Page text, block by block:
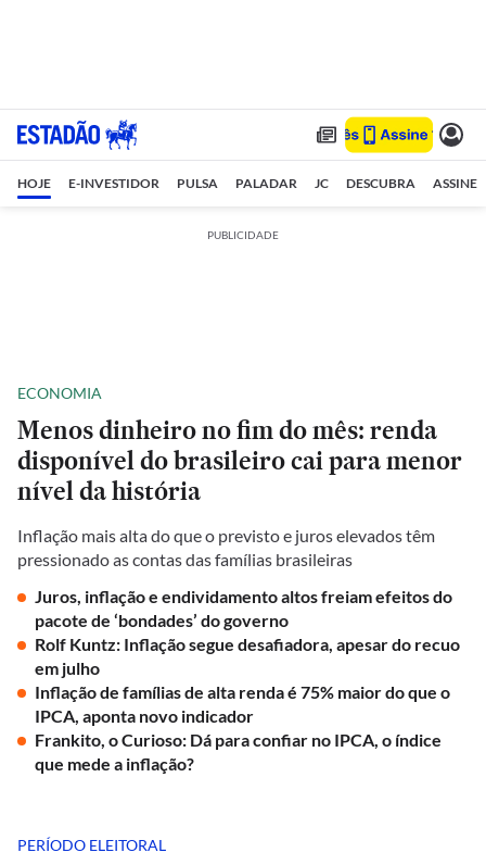
HOJE E-INVESTIDOR PULSA PALADAR JC DESCUBRA ASSINE
PUBLICIDADE
ECONOMIA
Menos dinheiro no fim do mês: renda
disponível do brasileiro cai para menor
nível da história
Inflação mais alta do que o previsto e juros elevados têm
pressionado as contas das famílias brasileiras
Juros, inflação e endividamento altos freiam efeitos do
pacote de ‘bondades’ do governo
Rolf Kuntz: Inflação segue desafiadora, apesar do recuo
em julho
Inflação de famílias de alta renda é 75% maior do que o
IPCA, aponta novo indicador
Frankito, o Curioso: Dá para confiar no IPCA, o índice
que mede a inflação?
PERÍODO ELEITORAL